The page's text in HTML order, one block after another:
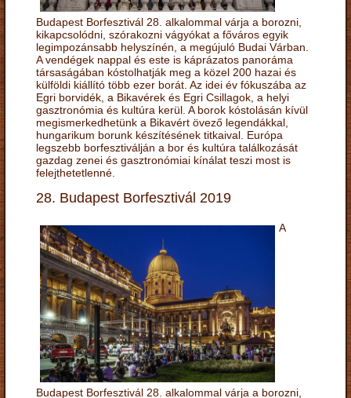
Budapest Borfesztivál 28. alkalommal várja a borozni,
kikapcsolódni, szórakozni vágyókat a főváros egyik
legimpozánsabb helyszínén, a megújuló Budai Várban.
A vendégek nappal és este is káprázatos panoráma
társaságában kóstolhatják meg a közel 200 hazai és
külföldi kiállító több ezer borát. Az idei év fókuszába az
Egri borvidék, a Bikavérek és Egri Csillagok, a helyi
gasztronómia és kultúra kerül. A borok kóstolásán kívül
megismerkedhetünk a Bikavért övező legendákkal,
hungarikum borunk készítésének titkaival. Európa
legszebb borfesztiválján a bor és kultúra találkozását
gazdag zenei és gasztronómiai kínálat teszi most is
felejthetetlenné.
28. Budapest Borfesztivál 2019
A
Budapest Borfesztivál 28. alkalommal várja a borozni,